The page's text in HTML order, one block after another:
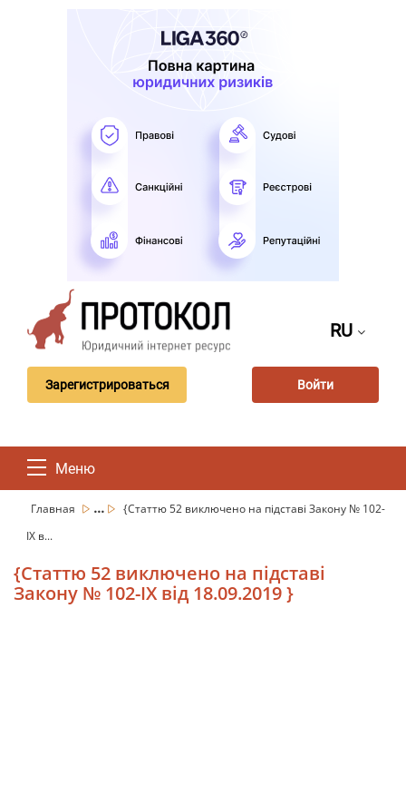
RU
Зарегистрироваться Войти
Меню
Главная ...
{Статтю 52 виключено на підставі Закону № 102-
IX в...
{Статтю 52 виключено на підставі
Закону № 102-IX від 18.09.2019 }